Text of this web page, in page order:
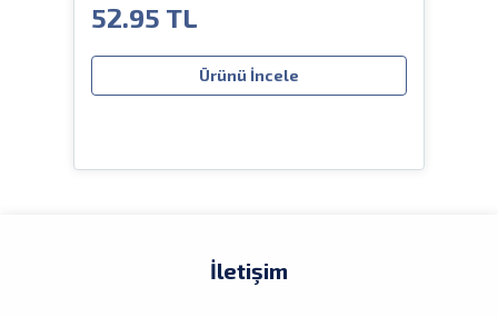
52.95 TL
Ürünü İncele
İletişim